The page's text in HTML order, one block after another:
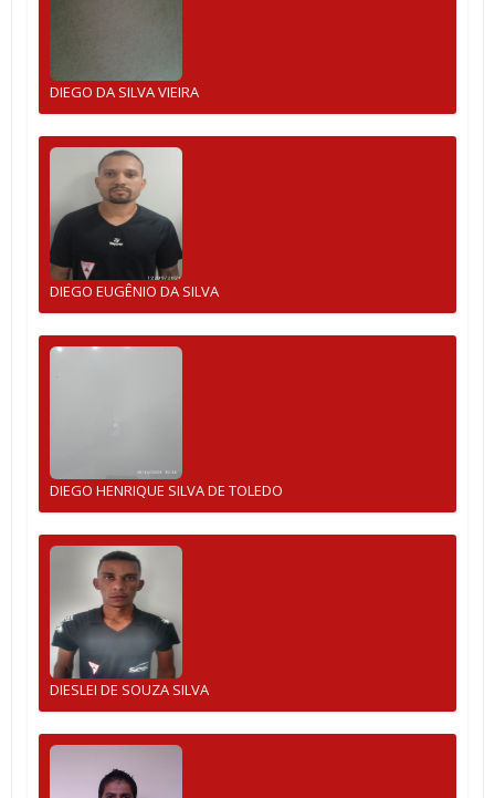
DIEGO DA SILVA VIEIRA
DIEGO EUGÊNIO DA SILVA
DIEGO HENRIQUE SILVA DE TOLEDO
DIESLEI DE SOUZA SILVA